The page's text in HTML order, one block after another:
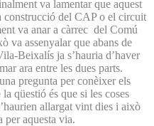
va lamentar que aquest
construcció del CAP o el circuit
va anar a càrrec del Comú
va assenyalar que abans de
Beixalís ja s’hauria d’haver
ara entre les dues parts.
pregunta per conèixer els
qüestió és que si les coses
allargat vint dies i això
per aquesta via.